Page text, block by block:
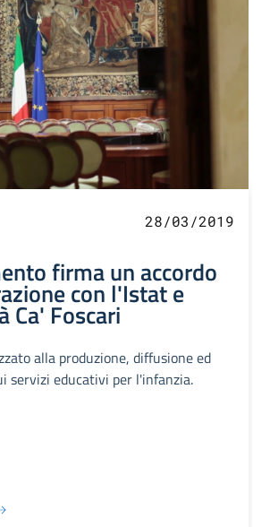
28/03/2019
firma un accordo
con l'Istat e
Ca' Foscari
alla produzione, diffusione ed
servizi educativi per l'infanzia.